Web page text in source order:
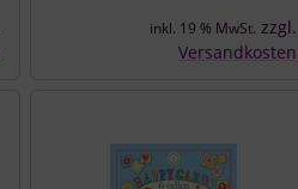
inkl. 19 % MwSt. zzgl.
Versandkosten